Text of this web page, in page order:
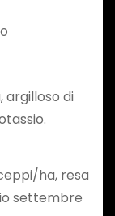
argilloso di
ha, resa
settembre